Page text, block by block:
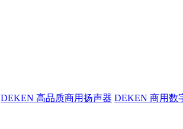
DEKEN 高品质商用扬声器 DEKEN 商用数